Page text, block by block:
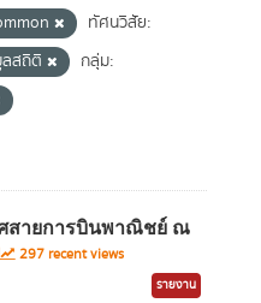
ทัศนวิสัย:
สถิติ
กลุ่ม:
สายการบินพาณิชย์ ณ
297 recent views
รายงาน